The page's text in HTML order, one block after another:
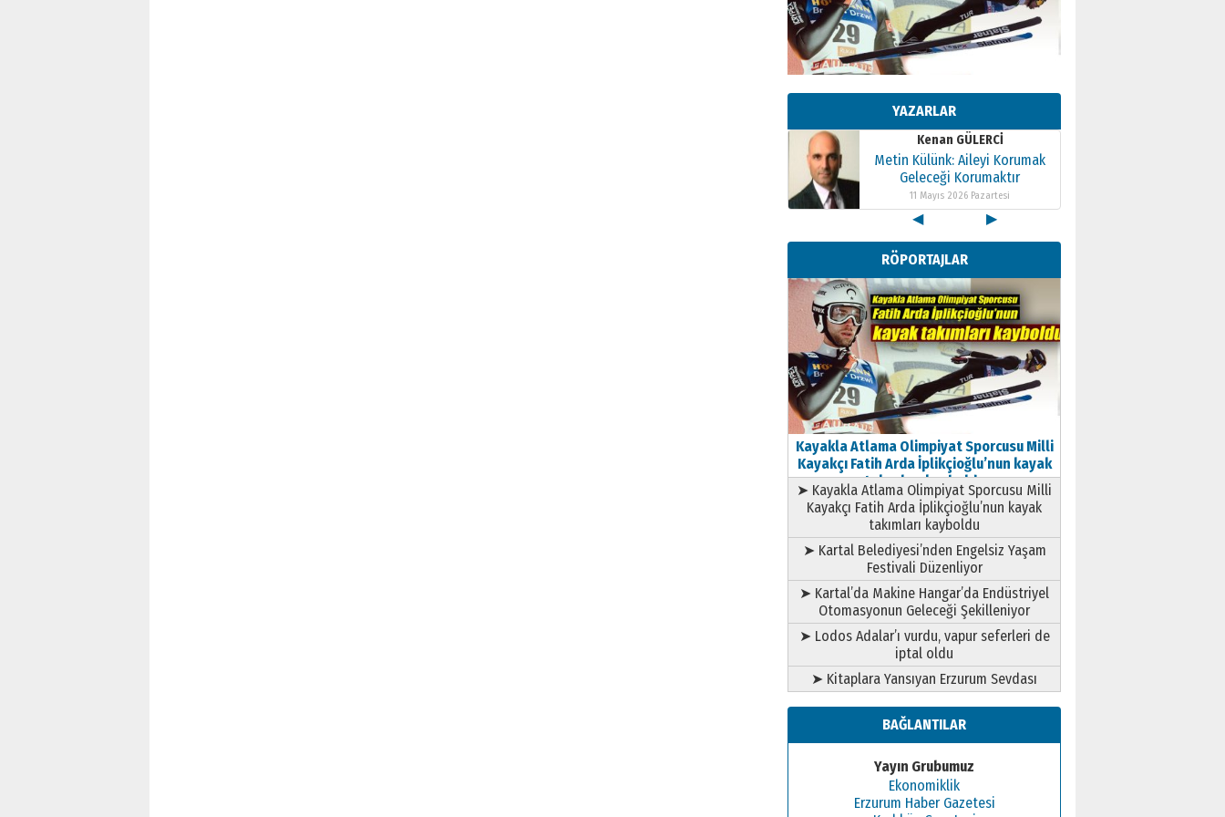
YAZARLAR
Kenan GÜLERCİ
Metin Külünk: Aileyi Korumak
Geleceği Korumaktır
11 Mayıs 2026 Pazartesi
Kenan GÜLERCİ
Metin Külünk: Aileyi Korumak
Geleceği Korumaktır
11 Mayıs 2026 Pazartesi
Kenan GÜLERCİ
Metin Külünk: Aileyi Korumak
Geleceği Korumaktır
11 Mayıs 2026 Pazartesi
◀ ▶
RÖPORTAJLAR
Kayakla Atlama Olimpiyat Sporcusu Milli
Kayakçı Fatih Arda İplikçioğlu’nun kayak
takımları kayboldu
➤ Kayakla Atlama Olimpiyat Sporcusu Milli
Kayakçı Fatih Arda İplikçioğlu’nun kayak
takımları kayboldu
➤ Kartal Belediyesi’nden Engelsiz Yaşam
Festivali Düzenliyor
➤ Kartal’da Makine Hangar’da Endüstriyel
Otomasyonun Geleceği Şekilleniyor
➤ Lodos Adalar’ı vurdu, vapur seferleri de
iptal oldu
➤ Kitaplara Yansıyan Erzurum Sevdası
BAĞLANTILAR
Yayın Grubumuz
Ekonomiklik
Erzurum Haber Gazetesi